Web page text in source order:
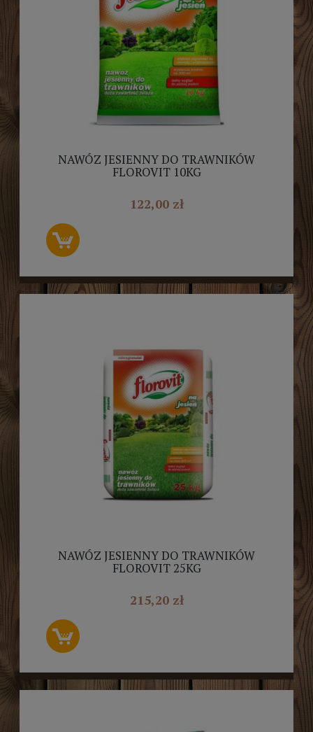
NAWÓZ JESIENNY DO TRAWNIKÓW
FLOROVIT 10KG
122,00 zł
NAWÓZ JESIENNY DO TRAWNIKÓW
FLOROVIT 25KG
215,20 zł